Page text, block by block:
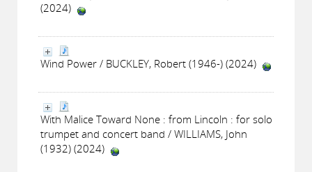
(2024)
Wind Power / BUCKLEY, Robert (1946-) (2024)
With Malice Toward None : from Lincoln : for solo
trumpet and concert band / WILLIAMS, John
(1932) (2024)